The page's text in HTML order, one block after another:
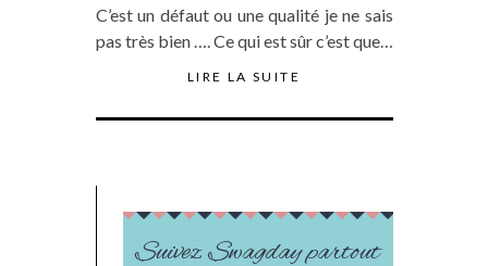
C’est un défaut ou une qualité je ne sais
pas très bien …. Ce qui est sûr c’est que…
LIRE LA SUITE
Suivez Swagday partout